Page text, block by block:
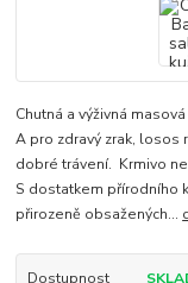
Chutná a výživná
A pro zdravý zrak, losos
dobré trávení. Krmivo
S dostatkem přírodního
přirozeně obsažených...
Dostupnost